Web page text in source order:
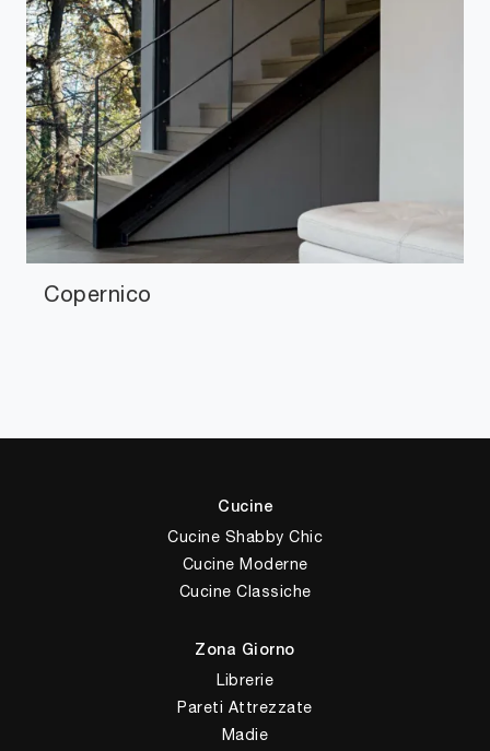
Copernico
Cucine
Cucine Shabby Chic
Cucine Moderne
Cucine Classiche
Zona Giorno
Librerie
Pareti Attrezzate
Madie